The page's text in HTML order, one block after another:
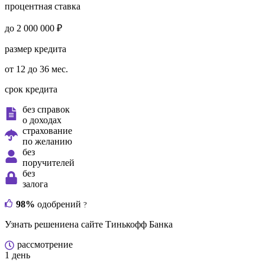
процентная ставка
до 2 000 000 ₽
размер кредита
от 12 до 36 мес.
срок кредита
без справок
о доходах
страхование
по желанию
без
поручителей
без
залога
98% одобрений ?
Узнать решениена сайте Тинькофф Банка
рассмотрение
1 день